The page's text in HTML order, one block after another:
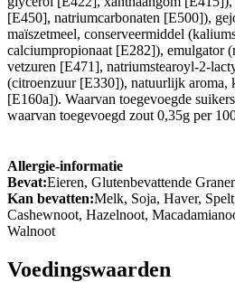
[E450], natriumcarbonaten [E500]),
maïszetmeel, conserveermiddel
calciumpropionaat [E282]), emulgator
vetzuren [E471], natriumstearoyl-2-
(citroenzuur [E330]), natuurlijk aroma,
[E160a]). Waarvan toegevoegde
waarvan toegevoegd zout 0,35g per
Allergie-informatie
Bevat:Eieren, Glutenbevattende
Kan bevatten:Melk, Soja, Haver,
Cashewnoot, Hazelnoot,
Walnoot
Voedingswaarden